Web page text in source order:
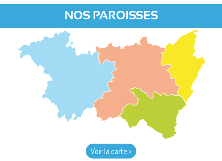
NOS PAROISSES
Voir la carte >